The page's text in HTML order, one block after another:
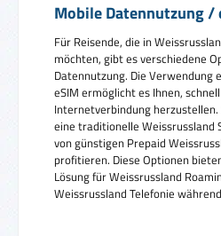
Mobile Datennutzung /
Für Reisende, die in
möchten, gibt es verschiedene
Datennutzung. Die Verwendung
eSIM ermöglicht es Ihnen,
Internetverbindung
eine traditionelle Weissrussland
von günstigen Prepaid
profitieren. Diese Optionen
Lösung für Weissrussland
Weissrussland Telefonie